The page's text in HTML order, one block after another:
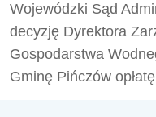
Wojewódzki Sąd
decyzję Dyrektora
Gospodarstwa
Gminę Pińczów